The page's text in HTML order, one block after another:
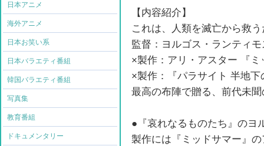
日本アニメ
海外アニメ
日本お笑い系
日本バラエティ番組
韓国バラエティ番組
写真集
教育番組
ドキュメンタリー
【内容紹介】
これは、人類を滅亡から救
監督：ヨルゴス・ランティ
×製作：アリ・アスター 『ミ
×製作：『パラサイト 半地
最高の布陣で贈る、前代未
●『哀れなるものたち』のヨ
製作には『ミッドサマー』